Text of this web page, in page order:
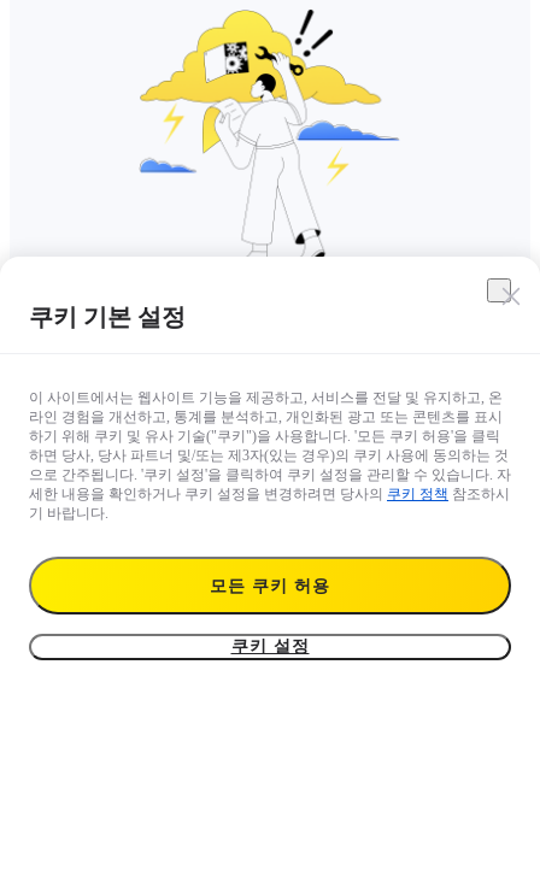
쿠키 기본 설정
이 사이트에서는 웹사이트 기능을 제공하고, 서비스를 전달 및 유지하고, 온
라인 경험을 개선하고, 통계를 분석하고, 개인화된 광고 또는 콘텐츠를 표시
하기 위해 쿠키 및 유사 기술("쿠키")을 사용합니다. '모든 쿠키 허용'을 클릭
하면 당사, 당사 파트너 및/또는 제3자(있는 경우)의 쿠키 사용에 동의하는 것
으로 간주됩니다. '쿠키 설정'을 클릭하여 쿠키 설정을 관리할 수 있습니다. 자
세한 내용을 확인하거나 쿠키 설정을 변경하려면 당사의 쿠키 정책 참조하시
기 바랍니다.
모든 쿠키 허용
쿠키 설정